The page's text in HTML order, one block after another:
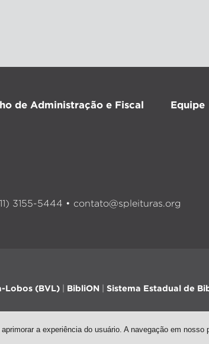
de Administração e Fiscal Equipe
3155-5444 • contato@spleituras.org
Lobos (BVL) BibliON Sistema Estadual de
a experiência do usuário. A navegação em nosso